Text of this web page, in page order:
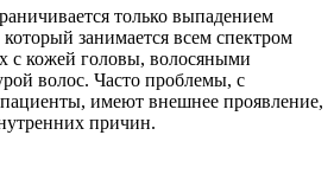
только выпадением
занимается всем спектром
с кожей головы, волосяными
волос. Часто проблемы, с
имеют внешнее проявление,
причин.